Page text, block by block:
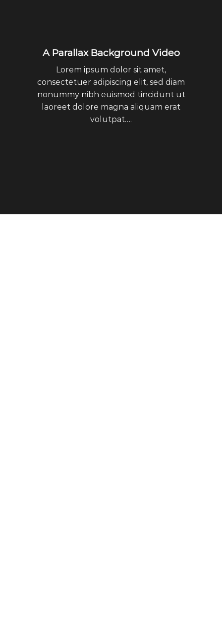
A Parallax Background Video
Lorem ipsum dolor sit amet,
consectetuer adipiscing elit, sed diam
nonummy nibh euismod tincidunt ut
laoreet dolore magna aliquam erat
volutpat….